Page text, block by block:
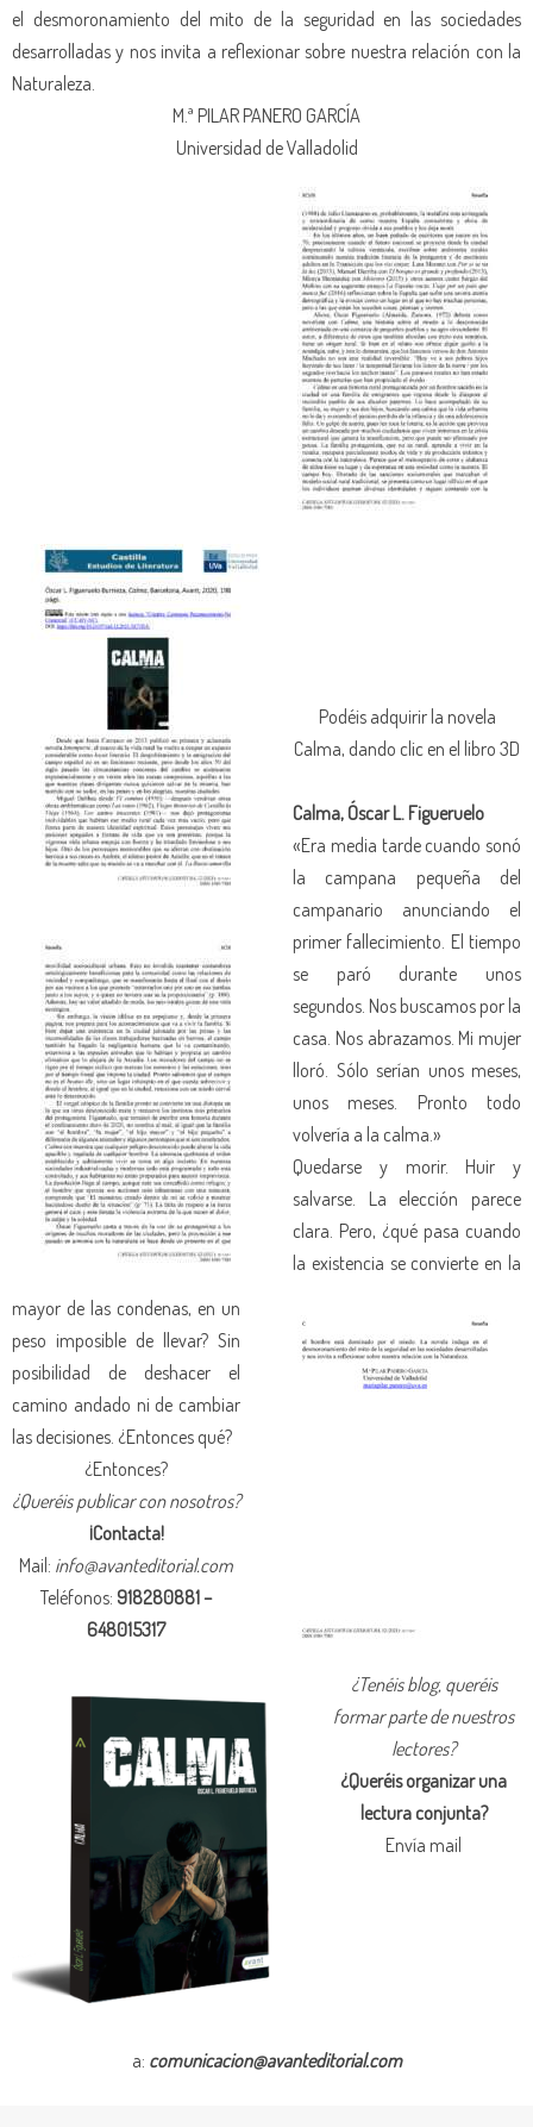
el desmoronamiento del mito de la seguridad en las sociedades
desarrolladas y nos invita a reflexionar sobre nuestra relación con la
Naturaleza.
M.ª PILAR PANERO GARCÍA
Universidad de Valladolid
Podéis adquirir la novela
Calma, dando clic en el libro 3D
Calma, Óscar L. Figueruelo
«Era media tarde cuando sonó
la campana pequeña del
campanario anunciando el
primer fallecimiento. El tiempo
se paró durante unos
segundos. Nos buscamos por la
casa. Nos abrazamos. Mi mujer
lloró. Sólo serían unos meses,
unos meses. Pronto todo
volvería a la calma.»
Quedarse y morir. Huir y
salvarse. La elección parece
clara. Pero, ¿qué pasa cuando
la existencia se convierte en la
mayor de las condenas, en un
peso imposible de llevar? Sin
posibilidad de deshacer el
camino andado ni de cambiar
las decisiones. ¿Entonces qué?
¿Entonces?
¿Queréis publicar con nosotros?
¡Contacta!
Mail: info@avanteditorial.com
Teléfonos: 918280881 –
648015317
¿Tenéis blog, queréis
formar parte de nuestros
lectores?
¿Queréis organizar una
lectura conjunta?
Envía mail
a: comunicacion@avanteditorial.com